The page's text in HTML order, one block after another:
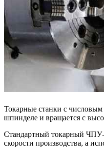
Токарные станки с числовым
шпинделе и вращается с
Стандартный токарный ЧПУ-
скорости производства, а